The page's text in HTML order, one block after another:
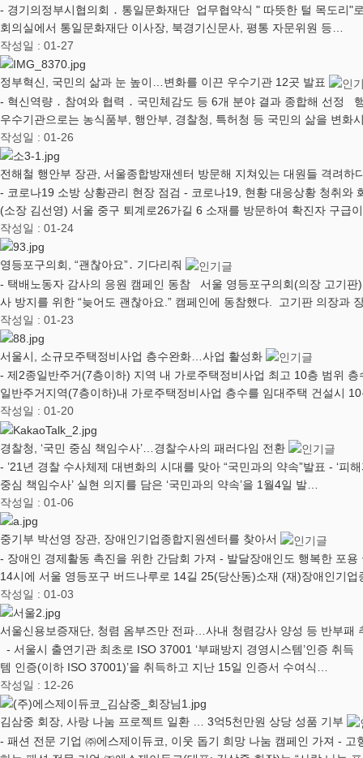
- 경기의정부시협의회 ․ 통일문화재단 업무협약식 " 따뜻한 털 목도리
회의실에서 통일문화재단 이사장, 북경기신문사, 평통 자문위원 등…
작성일 : 01-27
정부혁신, 국민의 삶과 눈 높이…변화를 이끈 우수기관 12곳 발표
- 혁신역량 ․ 참여와 협력 ․ 국민체감도 등 6개 분야 결과 종합해 선정
우수기관으로는 농식품부, 행안부, 경찰청, 특허청 등 국민의 삶을 변화
작성일 : 01-26
전해철 행안부 장관, 서울종합방재센터 방문해 지쳐있는 대원들 격려하
- 코로나19 소방 상황관리 현장 점검 - 코로나19, 현황 대응상황 청취
(소장 김선영) 서울 중구 퇴계로26가길 6 소재를 방문하여 확진자 구급
작성일 : 01-24
영등포구의회, “괜찮아요”․ 기다리줘
- 택배노동자 감사의 응원 캠페인 동참 서울 영등포구의회(의장 고기
사 방지를 위한 “늦어도 괜찮아요.” 캠페인에 동참했다. 고기판 의장과
작성일 : 01-23
서울시, 소규모주택정비사업 층수완화…사업 활성화
- 제2종일반주거(7층이하) 지역 내 가로주택정비사업 최고 10층 범위
일반주거지역(7층이하)내 가로주택정비사업 층수를 임대주택 건설시
작성일 : 01-20
경찰청, ‘국민 중심 책임수사’…경찰수사의 패러다임 전환
- ’21년 경찰 수사체제 대변화의 시대를 맞아 “국민과의 약속”발표 - ‘피
중심 책임수사’ 실현 의지를 담은 ‘국민과의 약속’을 1월4일 발…
작성일 : 01-06
중기부 박선영 장관, 장애인기업종합지원센터를 찾아서
- 장애인 경제활동 촉진을 위한 간담회 가져 - 발달장애인도 행복한 포
14시에 서울 영등포구 버드나루로 14길 25(당산동)소재 (재)장애인기
작성일 : 01-03
서울신용보증재단, 청렴 옴부즈만 전파…사내 청렴강사 양성 등 반부패
- 서울시 출연기관 최초로 ISO 37001 ‘부패방지 경영시스템’인증 취
템 인증(이하 ISO 37001)’을 취득하고 지난 15일 인증서 수여식…
작성일 : 12-26
김삼중 회장, 사랑 나눔 프로젝트 일환 … 3억5천만원 상당 성품 기부
- 패션 전문 기업 ㈜에스제이듀코, 이웃 돕기 희망 나눔 캠페인 가져 -